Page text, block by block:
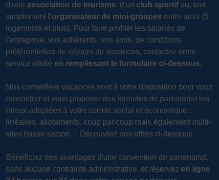
d'une association de tourisme, d'un club sportif ou, tout
simplement l'organisateur de mini-groupes entre amis (5
logements et plus). Pour faire profiter les salariés de
l'entreprise, vos adhérents, vos amis, de conditions
préférentielles de séjours de vacances, contactez notre
service dédié en remplissant le formulaire ci-dessous.
Nos conseillers vacances sont à votre disposition pour vous
rencontrer et vous proposer des formules de partenariat les
mieux adaptées à votre comité social et économique :
linéaires, allotements, coup par coup mais également multi-
sites basse saison… Découvrez nos offres ci-dessous.
Bénéficiez des avantages d'une convention de partenariat,
sans aucune contrainte administrative, et réservez en ligne